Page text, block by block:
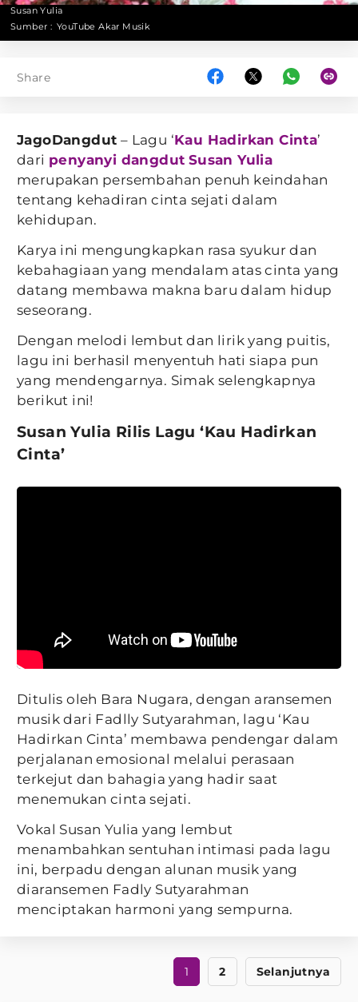
Susan Yulia
Sumber : YouTube Akar Musik
Share
JagoDangdut – Lagu ‘Kau Hadirkan Cinta’
dari penyanyi dangdut Susan Yulia
merupakan persembahan penuh keindahan
tentang kehadiran cinta sejati dalam
kehidupan.
Karya ini mengungkapkan rasa syukur dan
kebahagiaan yang mendalam atas cinta yang
datang membawa makna baru dalam hidup
seseorang.
Dengan melodi lembut dan lirik yang puitis,
lagu ini berhasil menyentuh hati siapa pun
yang mendengarnya. Simak selengkapnya
berikut ini!
Susan Yulia Rilis Lagu ‘Kau Hadirkan
Cinta’
Ditulis oleh Bara Nugara, dengan aransemen
musik dari Fadlly Sutyarahman, lagu ‘Kau
Hadirkan Cinta’ membawa pendengar dalam
perjalanan emosional melalui perasaan
terkejut dan bahagia yang hadir saat
menemukan cinta sejati.
Vokal Susan Yulia yang lembut
menambahkan sentuhan intimasi pada lagu
ini, berpadu dengan alunan musik yang
diaransemen Fadly Sutyarahman
menciptakan harmoni yang sempurna.
1 2 Selanjutnya